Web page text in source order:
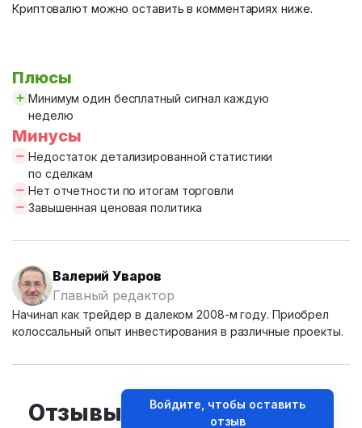
Криптовалют можно оставить в комментариях ниже.
Плюсы
Минимум один бесплатный сигнал каждую
неделю
Минусы
Недостаток детализированной статистики
по сделкам
Нет отчетности по итогам торговли
Завышенная ценовая политика
Валерий Уваров
Главный редактор
Начинал как трейдер в далеком 2008-м году. Приобрел
колоссальный опыт инвестирования в различные проекты.
Отзывы
Войдите, чтобы оставить
отзыв